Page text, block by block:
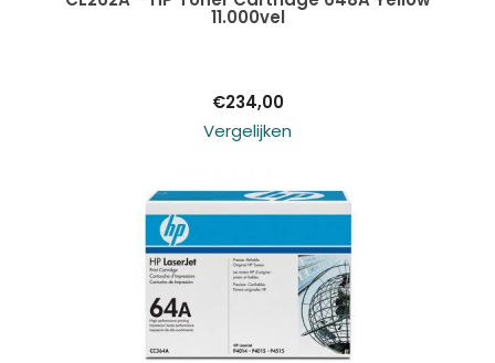
11.000vel
€234,00
Vergelijken